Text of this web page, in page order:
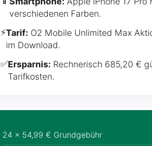
verschiedenen Farben.
⚡Tarif: O2 Mobile Unlimited Max
im Download.
✅Ersparnis: Rechnerisch 685,20 €
Tarifkosten.
24 × 54,99 € Grundgebühr